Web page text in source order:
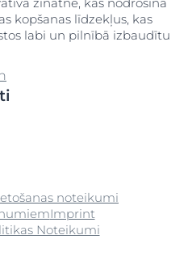
kopšanas līdzekļus, kas
labi un pilnībā izbaudītu
noteikumi
Imprint
Noteikumi